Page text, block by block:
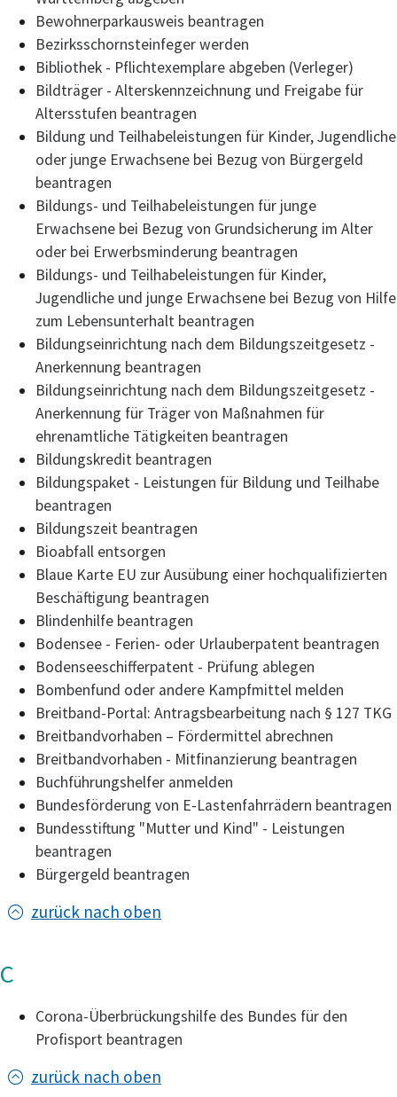
Bewohnerparkausweis beantragen
Bezirksschornsteinfeger werden
Bibliothek - Pflichtexemplare abgeben (Verleger)
Bildträger - Alterskennzeichnung und Freigabe für
Altersstufen beantragen
Bildung und Teilhabeleistungen für Kinder, Jugendliche
oder junge Erwachsene bei Bezug von Bürgergeld
beantragen
Bildungs- und Teilhabeleistungen für junge
Erwachsene bei Bezug von Grundsicherung im Alter
oder bei Erwerbsminderung beantragen
Bildungs- und Teilhabeleistungen für Kinder,
Jugendliche und junge Erwachsene bei Bezug von Hilfe
zum Lebensunterhalt beantragen
Bildungseinrichtung nach dem Bildungszeitgesetz -
Anerkennung beantragen
Bildungseinrichtung nach dem Bildungszeitgesetz -
Anerkennung für Träger von Maßnahmen für
ehrenamtliche Tätigkeiten beantragen
Bildungskredit beantragen
Bildungspaket - Leistungen für Bildung und Teilhabe
beantragen
Bildungszeit beantragen
Bioabfall entsorgen
Blaue Karte EU zur Ausübung einer hochqualifizierten
Beschäftigung beantragen
Blindenhilfe beantragen
Bodensee - Ferien- oder Urlauberpatent beantragen
Bodenseeschifferpatent - Prüfung ablegen
Bombenfund oder andere Kampfmittel melden
Breitband-Portal: Antragsbearbeitung nach § 127 TKG
Breitbandvorhaben – Fördermittel abrechnen
Breitbandvorhaben - Mitfinanzierung beantragen
Buchführungshelfer anmelden
Bundesförderung von E-Lastenfahrrädern beantragen
Bundesstiftung "Mutter und Kind" - Leistungen
beantragen
Bürgergeld beantragen
zurück nach oben
C
Corona-Überbrückungshilfe des Bundes für den
Profisport beantragen
zurück nach oben